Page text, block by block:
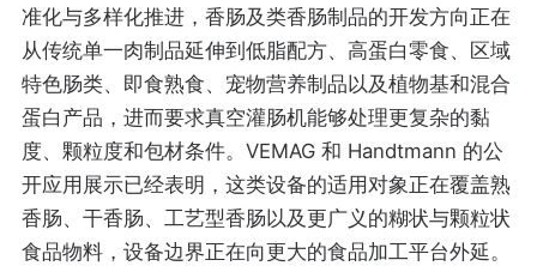
准化与多样化推进，香肠及类香肠制品的开发方向正在
从传统单一肉制品延伸到低脂配方、高蛋白零食、区域
特色肠类、即食熟食、宠物营养制品以及植物基和混合
蛋白产品，进而要求真空灌肠机能够处理更复杂的黏
度、颗粒度和包材条件。VEMAG 和 Handtmann 的公
开应用展示已经表明，这类设备的适用对象正在覆盖熟
香肠、干香肠、工艺型香肠以及更广义的糊状与颗粒状
食品物料，设备边界正在向更大的食品加工平台外延。